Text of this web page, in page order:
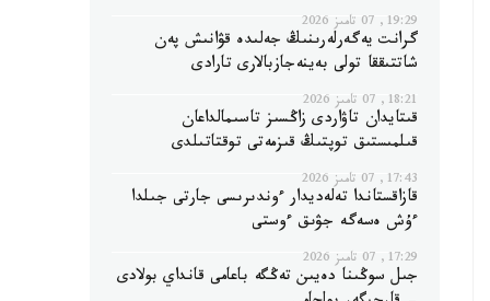
19:29, 07 تامىز 2026
گرانت يەگەرلەرىنىڭ جەلىدە قۋانىش پەن
شاتتىققا تولى بەينەجازبالارى تارادى
18:21, 07 تامىز 2026
قىتايدان تاۋاردى زاڭسىز تاسىمالداعان
قىلمىستىق توپتىڭ قىزمەتى توقتاتىلدى
17:43, 07 تامىز 2026
قازاقستاندا تەلەديدار ءوندىرىسى جارتى جىلدا
ءۇش ەسەگە جۋىق ءوستى
17:29, 07 تامىز 2026
جىل سوڭىنا دەيىن تەڭگە باعامى قانداي بولادى